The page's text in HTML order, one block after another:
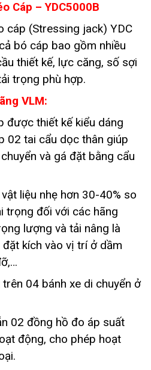
Cáp – YDC5000B
cáp (Stressing jack) YDC
bó cáp bao gồm nhiều
thiết kế, lực căng, số sợi
trọng phù hợp.
VLM:
được thiết kế kiểu dáng
02 tai cẩu dọc thân giúp
và gá đặt bằng cẩu
liệu nhẹ hơn 30-40% so
trọng đối với các hãng
lượng và tải nâng là
đặt kích vào vị trí ở dầm
04 bánh xe di chuyển ở
02 đồng hồ đo áp suất
động, cho phép hoạt